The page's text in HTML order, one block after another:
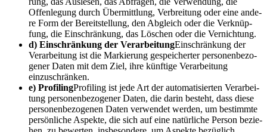
Offen­le­gung durch Über­mitt­lung, Ver­brei­tung oder eine ande­
re Form der Bereit­stel­lung, den Abgleich oder die Ver­knüp­
fung, die Ein­schrän­kung, das Löschen oder die Vernichtung.
d) Ein­schrän­kung der Ver­ar­bei­tungEin­schrän­kung der
Ver­ar­bei­tung ist die Mar­kie­rung gespei­cher­ter per­so­nen­be­zo­
ge­ner Daten mit dem Ziel, ihre künf­ti­ge Ver­ar­bei­tung
einzuschränken.
e) Pro­fil­ingPro­fil­ing ist jede Art der auto­ma­ti­sier­ten Ver­ar­bei­
tung per­so­nen­be­zo­ge­ner Daten, die dar­in besteht, dass die­se
per­so­nen­be­zo­ge­nen Daten ver­wen­det wer­den, um bestimm­te
per­sön­li­che Aspek­te, die sich auf eine natür­li­che Per­son bezie­